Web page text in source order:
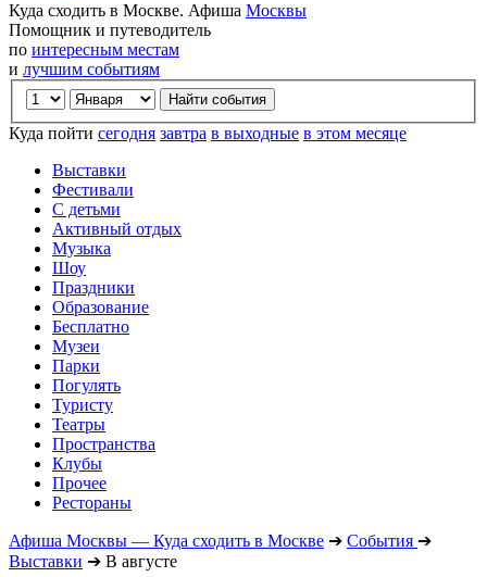
Куда сходить в Москве. Афиша Москвы
Помощник и путеводитель
по интересным местам
и лучшим событиям
Куда пойти сегодня завтра в выходные в этом месяце
Выставки
Фестивали
С детьми
Активный отдых
Музыка
Шоу
Праздники
Образование
Бесплатно
Музеи
Парки
Погулять
Туристу
Театры
Пространства
Клубы
Прочее
Рестораны
Афиша Москвы — Куда сходить в Москве ➔ События ➔
Выставки ➔ В августе